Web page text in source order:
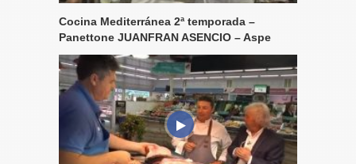
Cocina Mediterránea 2ª temporada –
Panettone JUANFRAN ASENCIO – Aspe